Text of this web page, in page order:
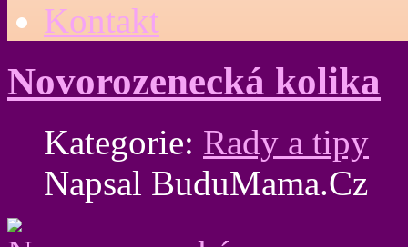
Kontakt
Novorozenecká kolika
Kategorie: Rady a tipy
Napsal BuduMama.Cz